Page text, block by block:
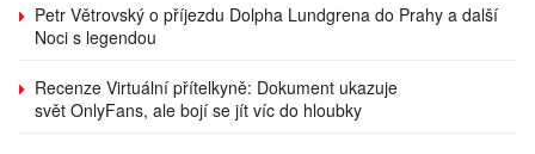
Petr Větrovský o příjezdu Dolpha Lundgrena do Prahy a další
Noci s legendou
Recenze Virtuální přítelkyně: Dokument ukazuje
svět OnlyFans, ale bojí se jít víc do hloubky